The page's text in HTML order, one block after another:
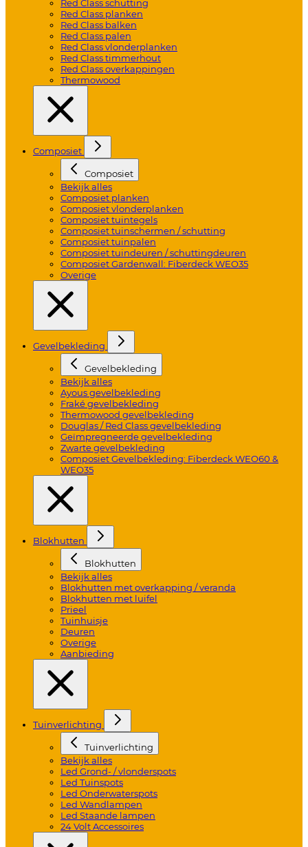
Red Class schutting
Red Class planken
Red Class balken
Red Class palen
Red Class vlonderplanken
Red Class timmerhout
Red Class overkappingen
Thermowood
Composiet
Composiet
Bekijk alles
Composiet planken
Composiet vlonderplanken
Composiet tuintegels
Composiet tuinschermen / schutting
Composiet tuinpalen
Composiet tuindeuren / schuttingdeuren
Composiet Gardenwall: Fiberdeck WEO35
Overige
Gevelbekleding
Gevelbekleding
Bekijk alles
Ayous gevelbekleding
Fraké gevelbekleding
Thermowood gevelbekleding
Douglas / Red Class gevelbekleding
Geïmpregneerde gevelbekleding
Zwarte gevelbekleding
Composiet Gevelbekleding: Fiberdeck WEO60 &
WEO35
Blokhutten
Blokhutten
Bekijk alles
Blokhutten met overkapping / veranda
Blokhutten met luifel
Prieel
Tuinhuisje
Deuren
Overige
Aanbieding
Tuinverlichting
Tuinverlichting
Bekijk alles
Led Grond- / vlonderspots
Led Tuinspots
Led Onderwaterspots
Led Wandlampen
Led Staande lampen
24 Volt Accessoires